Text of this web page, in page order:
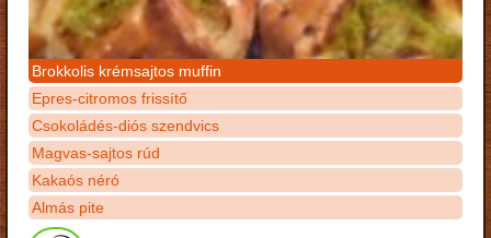
Brokkolis krémsajtos muffin
Epres-citromos frissítő
Csokoládés-diós szendvics
Magvas-sajtos rúd
Kakaós néró
Almás pite